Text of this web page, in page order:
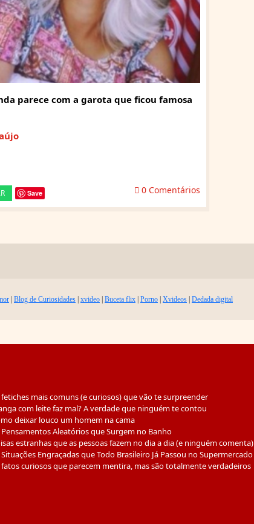
parece com a garota que ficou famosa
Save 0 Comentários
Blog de Curiosidades xvideo Buceta flix Porno Xvideos Dedada digital
fetiches mais comuns (e curiosos) que vão te surpreender
com leite faz mal? A verdade que ninguém te contou
deixar louco um homem na cama
Pensamentos Aleatórios que Surgem no Banho
estranhas que as pessoas fazem no dia a dia (e ninguém comenta)
Engraçadas que Todo Brasileiro Já Passou no Supermercado
fatos curiosos que parecem mentira, mas são totalmente verdadeiros